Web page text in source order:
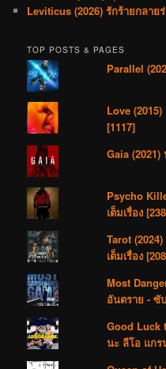
Leviticus (2026) รักร้ายกลาย
TOP POSTS & PAGES
Parallel
Love
[1117]
Gaia (2021)
Psycho
เต็มเรื่อง
Tarot
เต็มเรื่อง
Most
อันตราย - ซั
Good Luck
นะ ลีโอ แกร